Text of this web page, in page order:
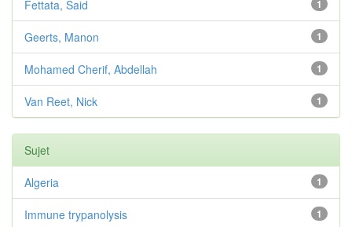
1
Fettata, Said
1
Geerts, Manon
1
Mohamed Cherif, Abdellah
1
Van Reet, Nick
Sujet
1
Algeria
1
Immune trypanolysis